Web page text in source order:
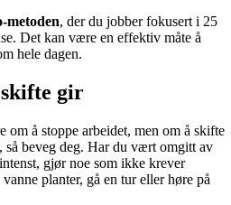
metoden, der du jobber fokusert i 25
Det kan være en effektiv måte å
hele dagen.
gir
om å stoppe arbeidet, men om å skifte
så beveg deg. Har du vært omgitt av
gjør noe som ikke krever
planter, gå en tur eller høre på